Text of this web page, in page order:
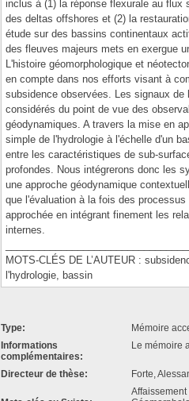
inclus à (1) la réponse flexurale au flux
des deltas offshores et (2) la
étude sur des bassins continentaux
des fleuves majeurs mets en exergue
L'histoire géomorphologique et
en compte dans nos efforts visant à
subsidence observées. Les signaux
considérés du point de vue des
géodynamiques. A travers la mise en
simple de l'hydrologie à l'échelle d'un
entre les caractéristiques de sub-
profondes. Nous intégrerons donc les
une approche géodynamique
que l'évaluation à la fois des
approchée en intégrant finement les
internes.
MOTS-CLÉS DE L’AUTEUR :
l'hydrologie, bassin
Type:
Mémoire
Informations
complémentaires:
Le mémoire
Directeur de thèse: Forte,